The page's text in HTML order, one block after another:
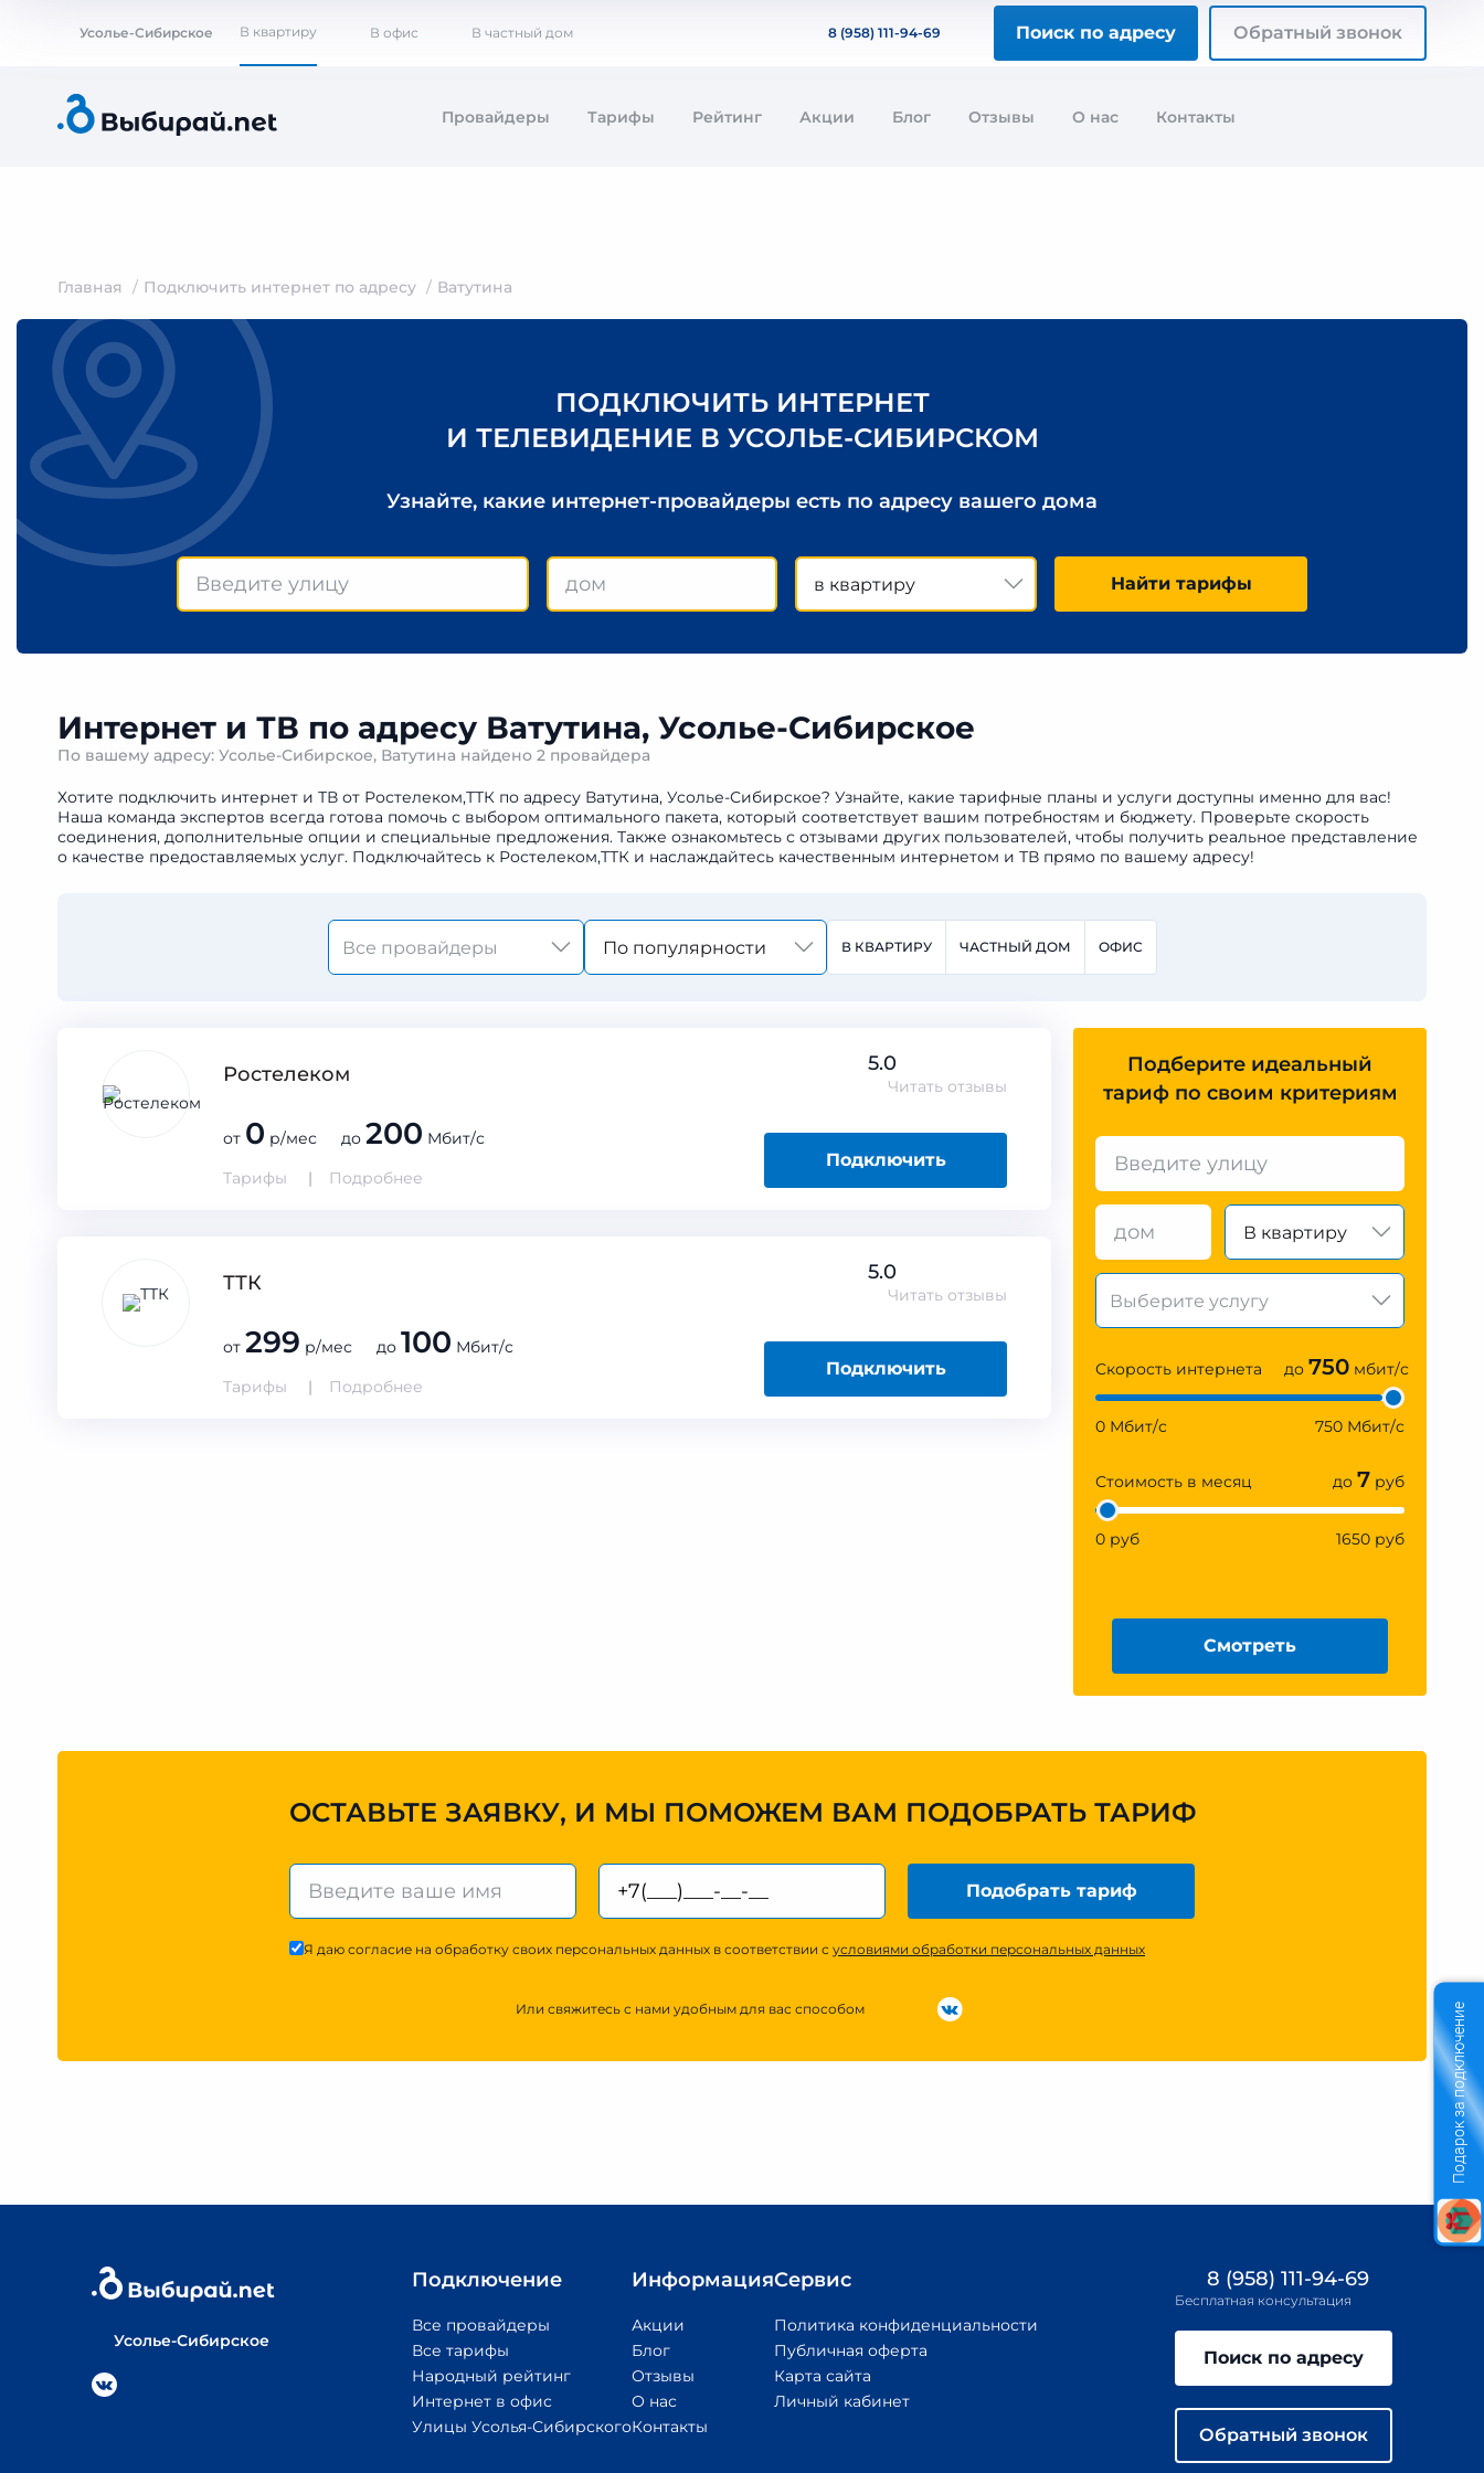
Усолье-Сибирское В квартиру В офис В частный дом 8 (958) 111-94-69 Поиск по адресу Обратный звонок
Провайдеры Тарифы Рейтинг Акции Блог Отзывы О нас Контакты
Главная Подключить интернет по адресу Ватутина
ПОДКЛЮЧИТЬ ИНТЕРНЕТ
И ТЕЛЕВИДЕНИЕ В УСОЛЬЕ-СИБИРСКОМ
Узнайте, какие интернет-провайдеры есть по адресу вашего дома
в квартиру Найти тарифы
Интернет и ТВ по адресу Ватутина, Усолье-Сибирское
По вашему адресу: Усолье-Сибирское, Ватутина найдено 2 провайдера
Хотите подключить интернет и ТВ от Ростелеком,ТТК по адресу Ватутина, Усолье-Сибирское? Узнайте, какие тарифные планы и услуги доступны именно для вас!
Наша команда экспертов всегда готова помочь с выбором оптимального пакета, который соответствует вашим потребностям и бюджету. Проверьте скорость
соединения, дополнительные опции и специальные предложения. Также ознакомьтесь с отзывами других пользователей, чтобы получить реальное представление
о качестве предоставляемых услуг. Подключайтесь к Ростелеком,ТТК и наслаждайтесь качественным интернетом и ТВ прямо по вашему адресу!
По популярности В КВАРТИРУ ЧАСТНЫЙ ДОМ ОФИС
Ростелеком 5.0
Читать отзывы
от 0 р/мес до 200 Мбит/с
Тарифы
Подробнее
Подключить
ТТК 5.0
Читать отзывы
от 299 р/мес до 100 Мбит/с
Тарифы
Подробнее
Подключить
Подберите идеальный
тариф по своим критериям
В квартиру
Скорость интернета до 750 мбит/с
0 Мбит/с 750 Мбит/с
Стоимость в месяц до 7 руб
0 руб 1650 руб
Смотреть
ОСТАВЬТЕ ЗАЯВКУ, И МЫ ПОМОЖЕМ ВАМ ПОДОБРАТЬ ТАРИФ
Подобрать тариф
Я даю согласие на обработку своих персональных данных в соответствии с условиями обработки персональных данных
Или свяжитесь с нами удобным для вас способом
Усолье-Сибирское
Подключение
Все провайдеры
Все тарифы
Народный рейтинг
Интернет в офис
Улицы Усолья-Сибирского
Информация
Акции
Блог
Отзывы
О нас
Контакты
Сервис
Политика конфиденциальности
Публичная оферта
Карта сайта
Личный кабинет
8 (958) 111-94-69
Бесплатная консультация
Поиск по адресу
Обратный звонок
Подарок за подключение